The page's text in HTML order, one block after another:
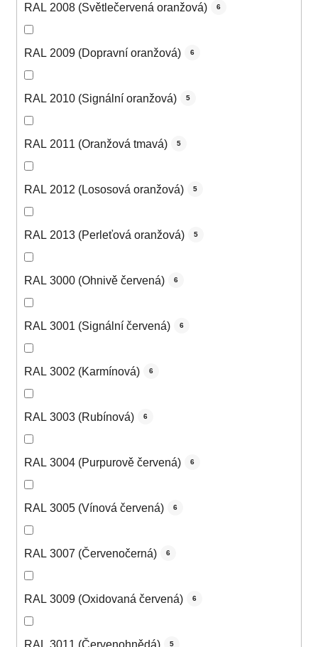
RAL 2008 (Světlečervená oranžová) 6
RAL 2009 (Dopravní oranžová) 6
RAL 2010 (Signální oranžová) 5
RAL 2011 (Oranžová tmavá) 5
RAL 2012 (Lososová oranžová) 5
RAL 2013 (Perleťová oranžová) 5
RAL 3000 (Ohnivě červená) 6
RAL 3001 (Signální červená) 6
RAL 3002 (Karmínová) 6
RAL 3003 (Rubínová) 6
RAL 3004 (Purpurově červená) 6
RAL 3005 (Vínová červená) 6
RAL 3007 (Červenočerná) 6
RAL 3009 (Oxidovaná červená) 6
RAL 3011 (Červenohnědá) 5